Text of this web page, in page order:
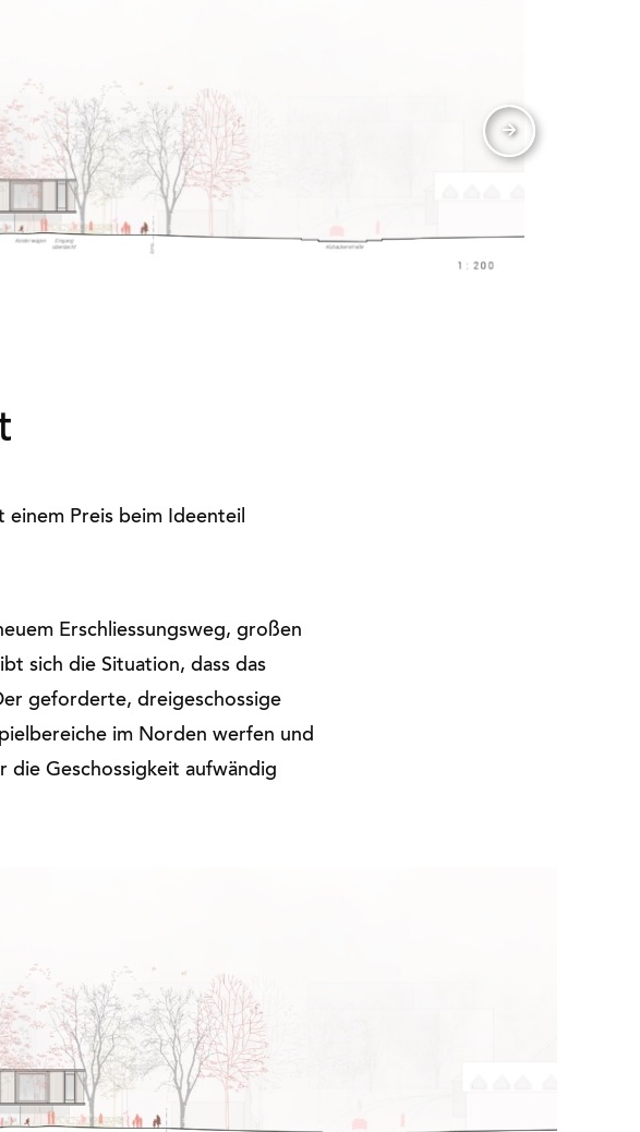
Preis beim Ideenteil
Erschliessungsweg, großen
sich die Situation, dass das
geforderte, dreigeschossige
im Norden werfen und
die Geschossigkeit aufwändig